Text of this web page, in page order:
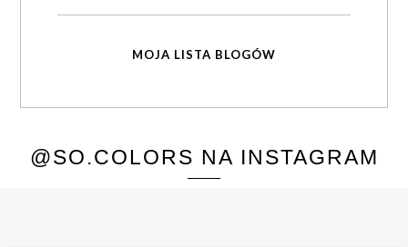
MOJA LISTA BLOGÓW
@SO.COLORS NA INSTAGRAM